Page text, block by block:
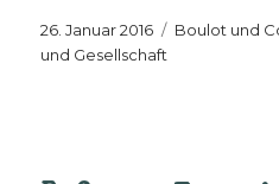
Veröffentlicht
am
26. Januar 2016 Kategorien
Boulot und
und Gesellschaft